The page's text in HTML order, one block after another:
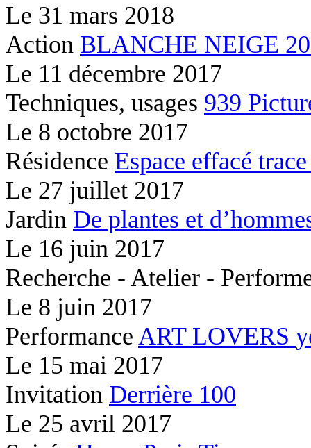
Le 31 mars 2018
Action BLANCHE NEIGE
Le 11 décembre 2017
Techniques, usages 939
Le 8 octobre 2017
Résidence Espace effacé
Le 27 juillet 2017
Jardin De plantes et
Le 16 juin 2017
Recherche - Atelier -
Le 8 juin 2017
Performance ART LOVERS
Le 15 mai 2017
Invitation Derrière 100
Le 25 avril 2017